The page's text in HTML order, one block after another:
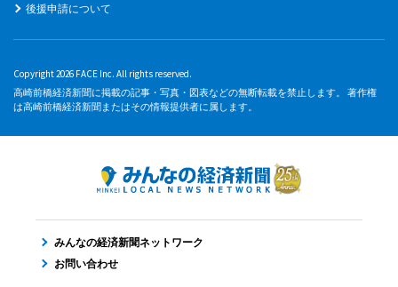
後援申請について
Copyright 2026 FACE Inc. All rights reserved.
高崎前橋経済新聞に掲載の記事・写真・図表などの無断転載を禁止します。 著作権
は高崎前橋経済新聞またはその情報提供者に属します。
みんなの経済新聞ネットワーク
お問い合わせ